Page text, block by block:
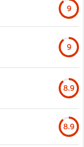
9
9
8.9
8.9